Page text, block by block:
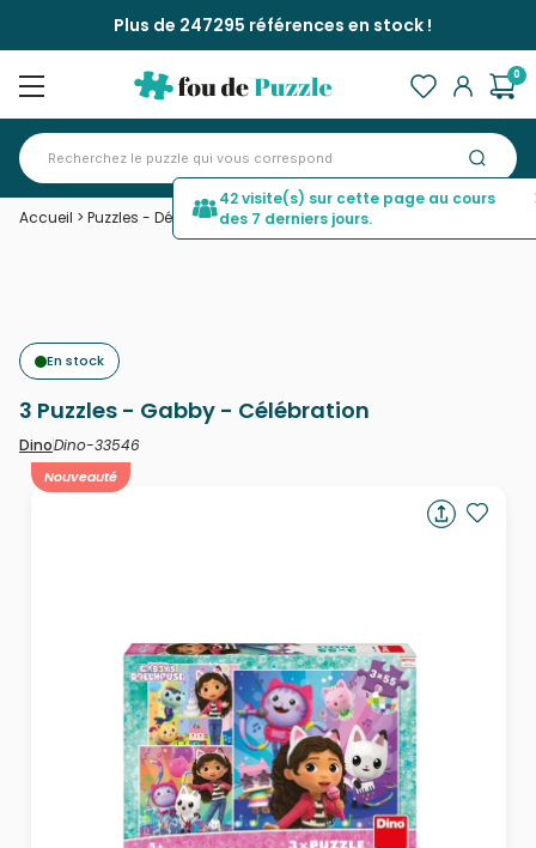
Plus de 247295 références en stock !
0
Accueil > Puzzles - Déco et Objets >3 Puzzles - Gabby - Célébration
En stock
3 Puzzles - Gabby - Célébration
DinoDino-33546
Nouveauté
42 visite(s) sur cette page au cours
des 7 derniers jours.